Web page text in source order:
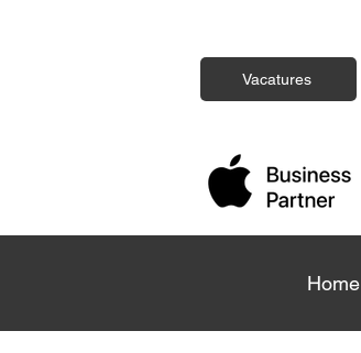
Vacatures
Home